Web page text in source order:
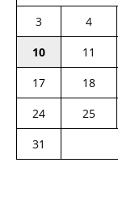
3
4
10
11
17
18
24
25
31